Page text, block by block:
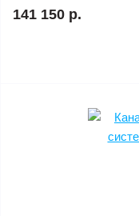
141 150 р.